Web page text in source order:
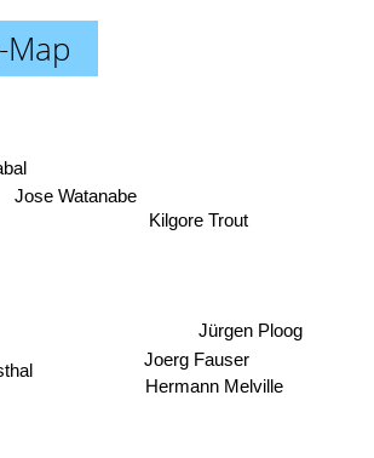
Hermann Melville
Joerg Fauser
Jürgen Ploog
Jose Watanabe
Kilgore Trout